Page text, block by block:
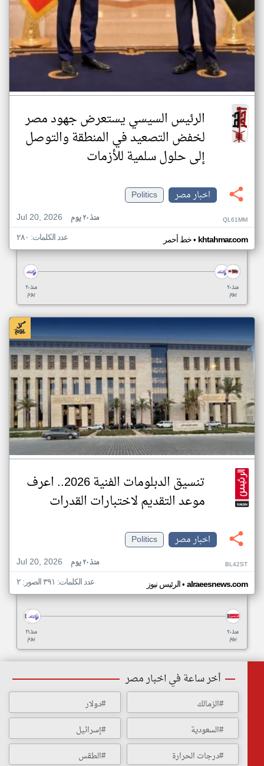
الرئيس السيسي يستعرض جهود مصر
لخفض التصعيد في المنطقة والتوصل
إلى حلول سلمية للأزمات
اخبار مصر
Politics
Jul 20, 2026
منذ ٢٠ يوم QL61MM
خط أحمر• khtahmar.com عدد الكلمات: ٢٨٠
منذ ٢٠
يوم
منذ ٢٠
يوم
تنسيق الدبلومات الفنية 2026.. اعرف
موعد التقديم لاختبارات القدرات
اخبار مصر
Politics
Jul 20, 2026
منذ ٢٠ يوم BL42ST
الرئيس نيوز• alraeesnews.com عدد الكلمات: ٣٩١ الصور: ٢
منذ ٢١
يوم
منذ ٢٠
يوم
أخر ساعة في اخبار مصر
#الزمالك
#دولار
#السعودية
#إسرائيل
#درجات الحرارة
#الطقس